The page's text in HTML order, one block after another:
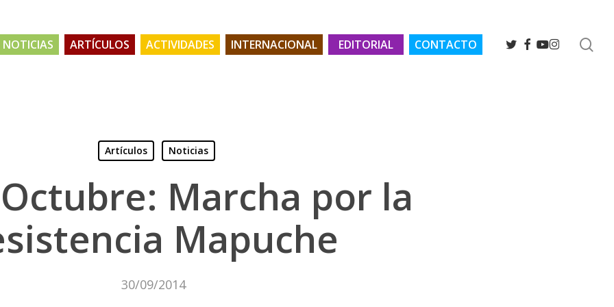
NOTICIAS ARTÍCULOS ACTIVIDADES INTERNACIONAL EDITORIAL CONTACTO TWITTER
FACEBOOK
YOUTUBE
INSTAGRAM
Artículos Noticias
Marcha por la
Mapuche
30/09/2014